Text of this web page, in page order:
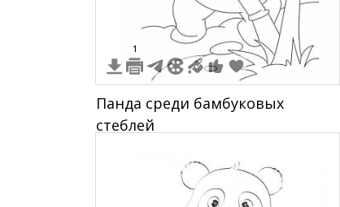
1
Панда среди бамбуковых
стеблей